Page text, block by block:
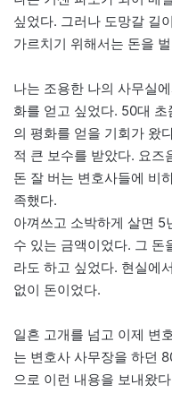
싶었다. 그러나 도망갈 길
가르치기 위해서는 돈을
나는 조용한 나의 사무실
화를 얻고 싶었다. 50대
의 평화를 얻을 기회가 왔
적 큰 보수를 받았다. 요즈
돈 잘 버는 변호사들에 비
족했다.
아껴쓰고 소박하게 살면 5
수 있는 금액이었다. 그 돈
라도 하고 싶었다. 현실에
없이 돈이었다.
일흔 고개를 넘고 이제 변
는 변호사 사무장을 하던
으로 이런 내용을 보내왔